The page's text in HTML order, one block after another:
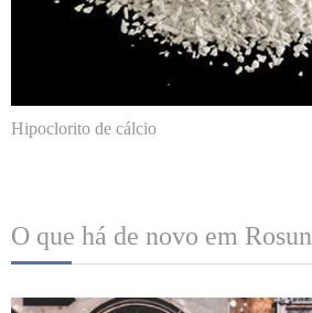
Hipoclorito de cálcio
O que há de novo em Rosun